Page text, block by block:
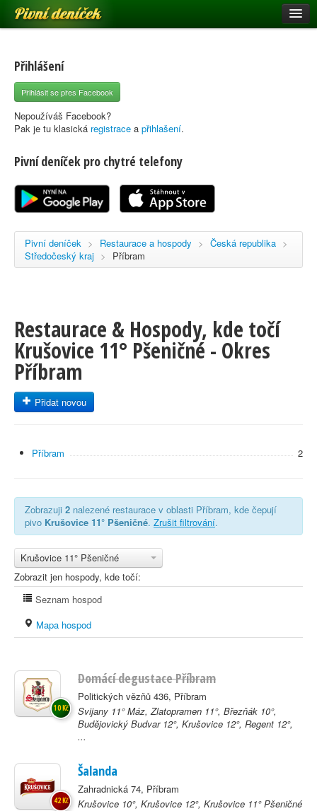
Pivní deníček
Pivní mapa
Pivní značky
Nápověda
Registrace
Přihlášení
Přihlásit se přes Facebook
Nepoužíváš Facebook?
Pak je tu klasická registrace a přihlašení.
Pivní deníček pro chytré telefony
Pivní deníček > Restaurace a hospody > Česká republika >
Středočeský kraj > Příbram
Restaurace & Hospody, kde točí
Krušovice 11° Pšeničné - Okres
Příbram
Přidat novou
Příbram 2
Zobrazuji 2 nalezené restaurace v oblasti Příbram, kde čepují
pivo Krušovice 11° Pšeničné. Zrušit filtrování.
Krušovice 11° Pšeničné
Zobrazit jen hospody, kde točí:
Seznam hospod
Mapa hospod
Domácí degustace Příbram
Politických vězňů 436, Příbram
Svijany 11° Máz, Zlatopramen 11°, Březňák 10°,
Budějovický Budvar 12°, Krušovice 12°, Regent 12°,
...
10 Kč
Šalanda
Zahradnická 74, Příbram
Krušovice 10°, Krušovice 12°, Krušovice 11° Pšeničné
42 Kč